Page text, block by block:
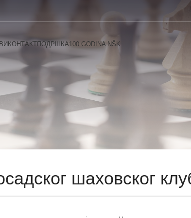
КОНТАКТПОДРШКА100 GODINA NŠK
шаховског